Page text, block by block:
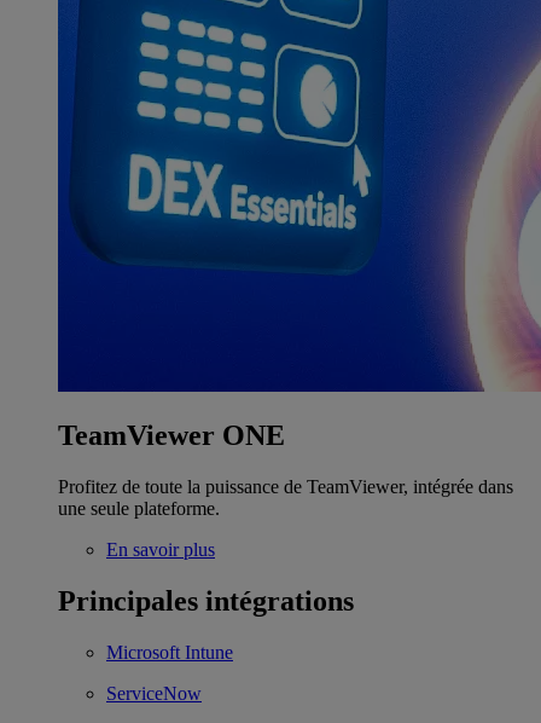
TeamViewer ONE
Profitez de toute la puissance de TeamViewer, intégrée dans
une seule plateforme.
En savoir plus
Principales intégrations
Microsoft Intune
ServiceNow